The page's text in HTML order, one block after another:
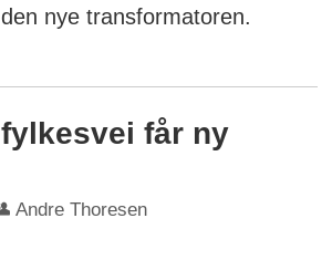
nye transformatoren.
får ny
Andre Thoresen